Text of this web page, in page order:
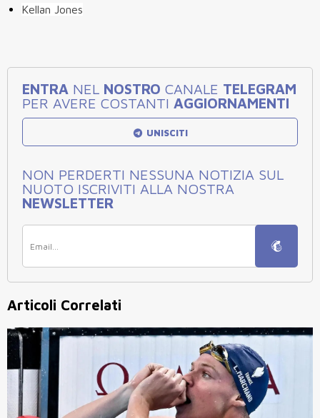
Kellan Jones
ENTRA NEL NOSTRO CANALE TELEGRAM
PER AVERE COSTANTI AGGIORNAMENTI
UNISCITI
NON PERDERTI NESSUNA NOTIZIA SUL
NUOTO ISCRIVITI ALLA NOSTRA
NEWSLETTER
Articoli Correlati